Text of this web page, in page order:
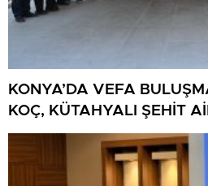
KONYA’DA VEFA
KOÇ, KÜTAHYALI ŞEHİT
GAZİLERİ AĞIRLADI